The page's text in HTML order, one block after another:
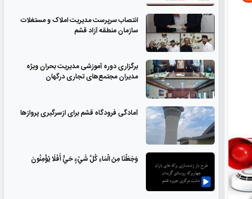
انتصاب سرپرست مدیریت املاک و مستغلات
سازمان منطقه آزاد قشم
برگزاری دوره آموزشی مدیریت بحران ویژه
مدیران مجتمع‌های تجاری درگهان
آمادگی فرودگاه قشم برای ازسرگیری پروازها
وَجَعَلْنَا مِنَ الْمَاءِ كُلَّ شَيْءٍ حَيٍّ أَفَلَا يُؤْمِنُونَ